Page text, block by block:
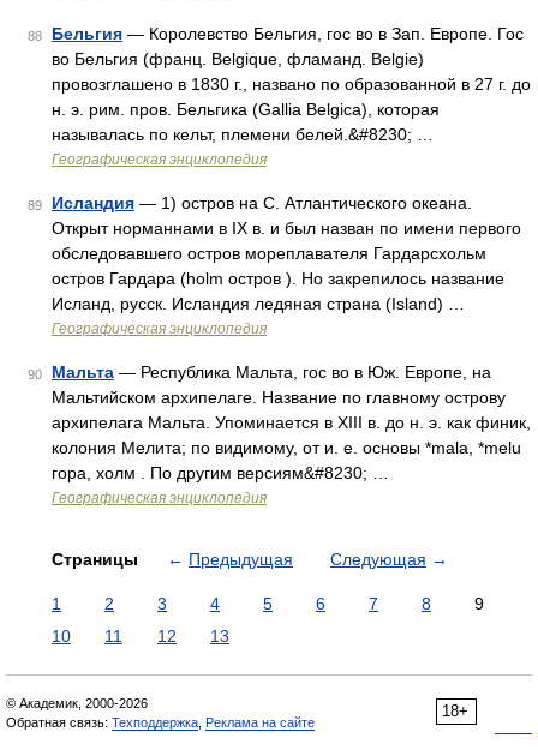
88 Бельгия — Королевство Бельгия, гос во в Зап. Европе. Гос
во Бельгия (франц. Belgique, фламанд. Belgie)
провозглашено в 1830 г., названо по образованной в 27 г. до
н. э. рим. пров. Бельгика (Gallia Belgica), которая
называлась по кельт, племени белей.&#8230; …
Географическая энциклопедия
89 Исландия — 1) остров на С. Атлантического океана.
Открыт норманнами в IX в. и был назван по имени первого
обследовавшего остров мореплавателя Гардарсхольм
остров Гардара (holm остров ). Но закрепилось название
Исланд, русск. Исландия ледяная страна (Island) …
Географическая энциклопедия
90 Мальта — Республика Мальта, гос во в Юж. Европе, на
Мальтийском архипелаге. Название по главному острову
архипелага Мальта. Упоминается в XIII в. до н. э. как финик,
колония Мелита; по видимому, от и. е. основы *mala, *melu
гора, холм . По другим версиям&#8230; …
Географическая энциклопедия
Страницы ← Предыдущая Следующая →
1 2 3 4 5 6 7 8
9
10
11 12 13
18+
© Академик, 2000-2026
Обратная связь: Техподдержка Реклама на сайте